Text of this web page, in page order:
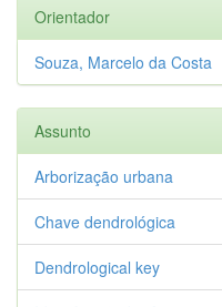
Orientador
Souza, Marcelo da Costa
Assunto
Arborização urbana
Chave dendrológica
Dendrological key